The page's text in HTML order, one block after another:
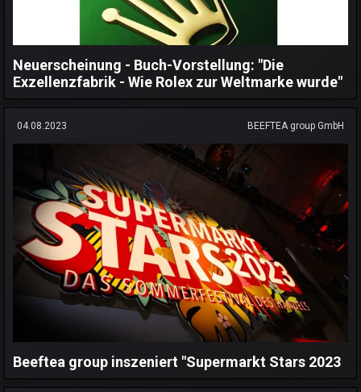
Neuerscheinung - Buch-Vorstellung: "Die
Exzellenzfabrik - Wie Rolex zur Weltmarke wurde"
04.08.2023 BEEFTEA group GmbH
Beeftea group inszeniert "Supermarkt Stars 2023